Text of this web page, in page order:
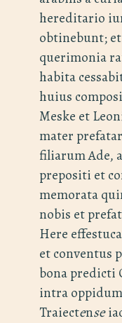
hereditario
obtinebunt;
querimonia
habita
huius
Meske et
mater
filiarum Ade,
prepositi et
memorata
nobis et
Here
et conventus
bona predicti
intra
Traiectense